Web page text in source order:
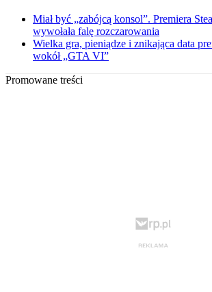
Miał być „zabójcą konsol”. Premiera
wywołała falę rozczarowania
Wielka gra, pieniądze i znikająca data
wokół „GTA VI”
Promowane treści